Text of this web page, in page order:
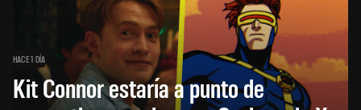
HACE 1 DÍA
Kit Connor estaría a punto de